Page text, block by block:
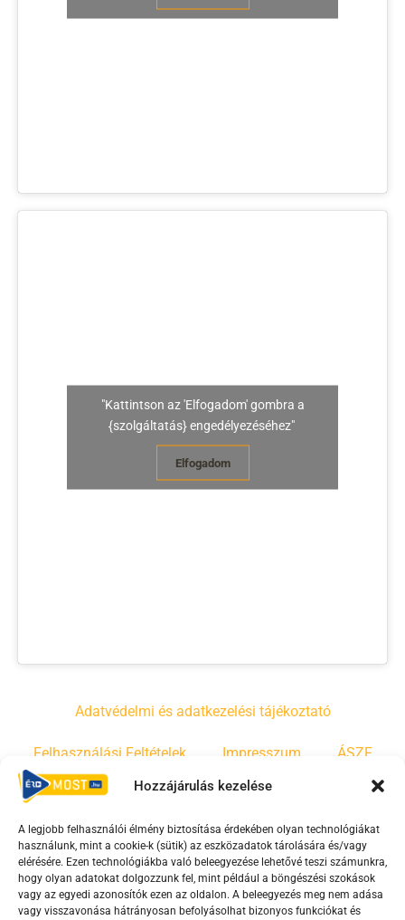
Hozzájárulás kezelése
A legjobb felhasználói élmény biztosítása érdekében olyan technológiákat
használunk, mint a cookie-k (sütik) az eszközadatok tárolására és/vagy
elérésére. Ezen technológiákba való beleegyezése lehetővé teszi számunkra,
hogy olyan adatokat dolgozzunk fel, mint például a böngészési szokások
vagy az egyedi azonosítók ezen az oldalon. A beleegyezés meg nem adása
vagy visszavonása hátrányosan befolyásolhat bizonyos funkciókat és
"Kattintson az 'Elfogadom' gombra a
{szolgáltatás} engedélyezéséhez"
Elfogadom
Adatvédelmi és adatkezelési tájékoztató
Felhasználási Feltételek Impresszum ÁSZF
Irányelvek Moderálási szabályzat
F
a
c
Y
o
u
T
i
k